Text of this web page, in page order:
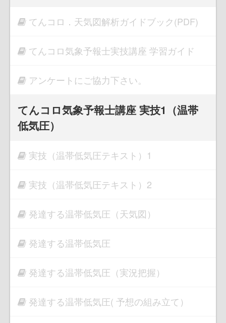
てんコロ．天気図解析ガイドブック(PDF)
てんコロ気象予報士実技講座 学習ガイド
アンケートにご協力下さい。
てんコロ気象予報士講座 実技1（温帯
低気圧）
実技（温帯低気圧テキスト）1
実技（温帯低気圧テキスト）2
発達する温帯低気圧（天気図）
発達する温帯低気圧
発達する温帯低気圧（実況把握）
発達する温帯低気圧( 予想の組み立て）